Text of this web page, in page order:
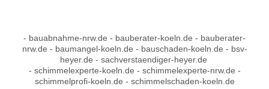
- bauabnahme-nrw.de - bauberater-koeln.de - bauberater-
nrw.de - baumangel-koeln.de - bauschaden-koeln.de - bsv-
heyer.de - sachverstaendiger-heyer.de
- schimmelexperte-koeln.de - schimmelexperte-nrw.de -
schimmelprofi-koeln.de - schimmelschaden-koeln.de